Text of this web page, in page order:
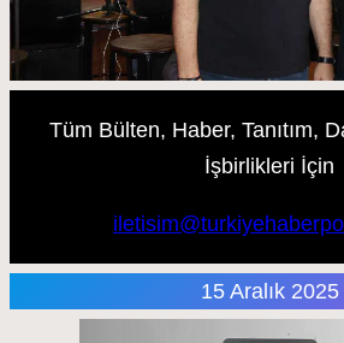
Tüm Bülten, Haber, Tanıtım,
İşbirlikleri İçin
15 Aralık 2025